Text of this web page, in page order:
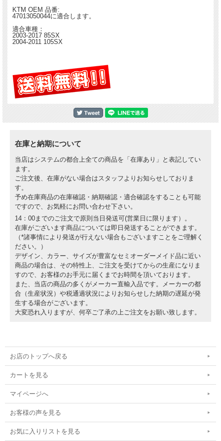
KTM OEM 品番:
47013050044に適合します。
適合車種：
2003-2017 85SX
2004-2011 105SX
在庫と納期について
当店はシステムの都合上全ての商品を「在庫あり」と表記してい
ます。
ご注文後、在庫がない場合はスタッフよりお知らせしておりま
す。
予め在庫商品の在庫確認・納期確認・適合確認をすることも可能
ですので、お気軽にお問い合わせ下さい。
14：00までのご注文で原則当日発送可(営業日に限ります）。
在庫がございます商品については即日発送することができます。
（*諸事情により発送が行えない場合もございますことをご理解く
ださい。）
デザイン、カラー、サイズが豊富なセミオーダーメイド品に近い
商品の場合は、その特性上、ご注文を受けてからの生産になりま
すので、お客様のお手元に届くまでお時間を頂いております。
また、当店の商品の多くがメーカー直輸入品です。メーカーの都
合（生産状況）や税通過状況によりお知らせした納期の遅延が発
生する場合がございます。
大変恐れ入りますが、何卒ご了承の上ご注文をお願い致します。
お店のトップへ戻る
カートを見る
マイページへ
お客様の声を見る
お気に入りリストを見る